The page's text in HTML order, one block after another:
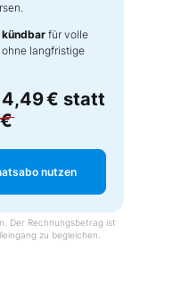
für volle
langfristige
4,49 € statt
nutzen
Der Rechnungsbetrag ist
zu begleichen.